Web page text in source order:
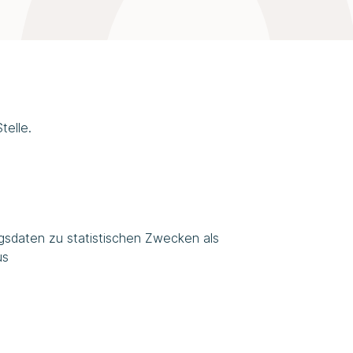
zu statistischen Zwecken als